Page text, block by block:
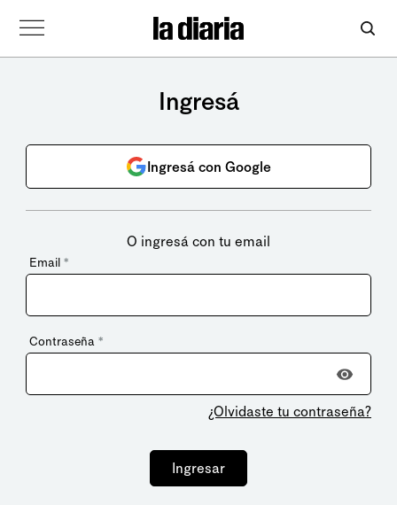
Ingresá
Ingresá con Google
O ingresá con tu email
Email *
Contraseña *
¿Olvidaste tu contraseña?
Ingresar